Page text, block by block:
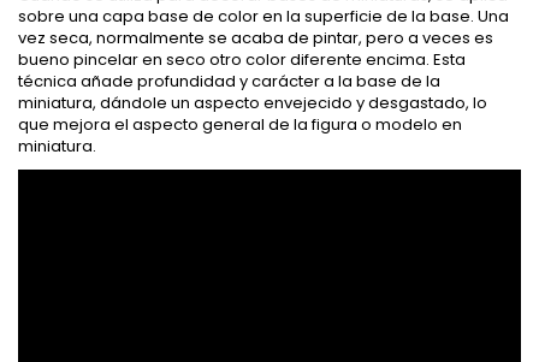
sobre una capa base de color en la superficie de la base. Una
vez seca, normalmente se acaba de pintar, pero a veces es
bueno pincelar en seco otro color diferente encima. Esta
técnica añade profundidad y carácter a la base de la
miniatura, dándole un aspecto envejecido y desgastado, lo
que mejora el aspecto general de la figura o modelo en
miniatura.